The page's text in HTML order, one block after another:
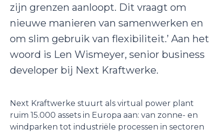
zijn grenzen aanloopt. Dit vraagt om
nieuwe manieren van samenwerken en
om slim gebruik van flexibiliteit.’ Aan het
woord is Len Wismeyer, senior business
developer bij Next Kraftwerke.
Next Kraftwerke stuurt als virtual power plant
ruim 15.000 assets in Europa aan: van zonne- en
windparken tot industriële processen in sectoren